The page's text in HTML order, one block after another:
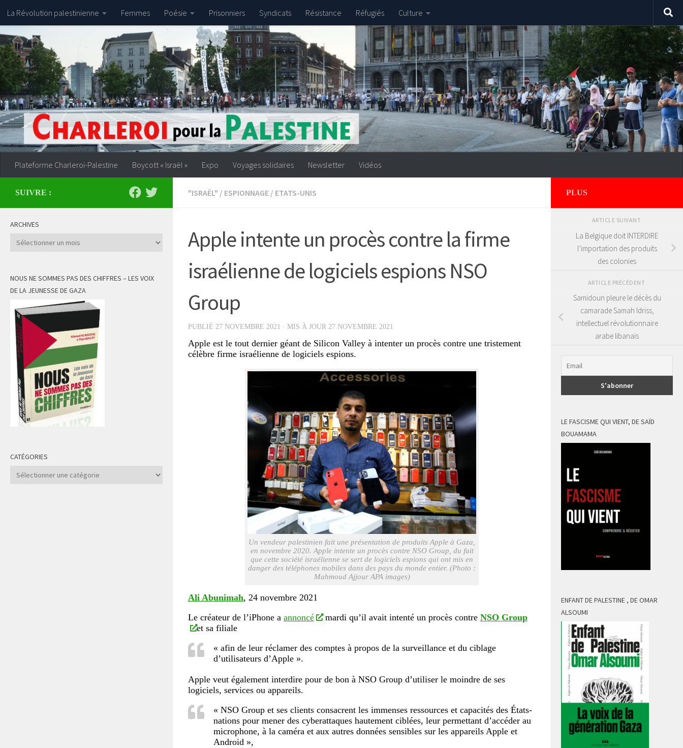
Skip to content
La Révolution palestinienne Femmes Poésie Prisonniers Syndicats Résistance Réfugiés Culture
Plateforme Charleroi-Palestine Boycott « Israël » Expo Voyages solidaires Newsletter Vidéos
"ISRAËL" / ESPIONNAGE / ETATS-UNIS
Apple intente un procès contre la firme
israélienne de logiciels espions NSO
Group
PUBLIÉ 27 NOVEMBRE 2021 · MIS À JOUR 27 NOVEMBRE 2021
Apple est le tout dernier géant de Silicon Valley à intenter un procès contre une tristement
célèbre firme israélienne de logiciels espions.
Un vendeur palestinien fait une présentation de produits Apple à Gaza,
en novembre 2020. Apple intente un procès contre NSO Group, du fait
que cette société israélienne se sert de logiciels espions qui ont mis en
danger des téléphones mobiles dans des pays du monde entier. (Photo :
Mahmoud Ajjour APA images)
Ali Abunimah, 24 novembre 2021
Le créateur de l’iPhone a annoncé mardi qu’il avait intenté un procès contre NSO Group
et sa filiale
« afin de leur réclamer des comptes à propos de la surveillance et du ciblage
d’utilisateurs d’Apple ».
Apple veut également interdire pour de bon à NSO Group d’utiliser le moindre de ses
logiciels, services ou appareils.
« NSO Group et ses clients consacrent les immenses ressources et capacités des États-
nations pour mener des cyberattaques hautement ciblées, leur permettant d’accéder au
microphone, à la caméra et aux autres données sensibles sur les appareils Apple et
Android »,
SUIVRE :
ARCHIVES
Archives
NOUS NE SOMMES PAS DES CHIFFRES – LES VOIX
DE LA JEUNESSE DE GAZA
CATÉGORIES
Catégories
PLUS
ARTICLE SUIVANT
La Belgique doit INTERDIRE
l’importation des produits
des colonies
ARTICLE PRÉCÉDENT
Samidoun pleure le décès du
camarade Samah Idriss,
intellectuel révolutionnaire
arabe libanais
LE FASCISME QUI VIENT, DE SAÏD
BOUAMAMA
ENFANT DE PALESTINE , DE OMAR
ALSOUMI